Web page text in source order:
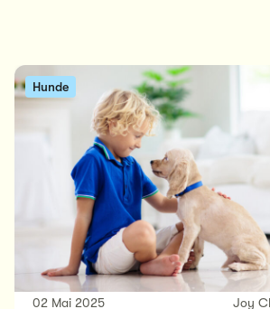
Hunde
02 Mai 2025 Joy